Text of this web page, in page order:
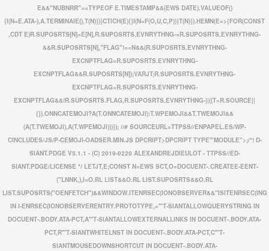
E&&"NUBNRR"==TYPEOF E.TIMESTAMP&&(EWS DATE).VALUEOF()
{I(N=E.ATA-),A.TERMINAIE(),T(N)})}CTICH(E){}I(N=F(O,U,C,P))}T(N)}).HEMN(E=>{FOR(CONST
,CDT E)R.SUPOSRTS[N]=E[N],R.SUPOSRTS.EVNRYTHNG-=R.SUPOSRTS.EVNRYTHNG-
&&R.SUPOSRTS[N],"FLAG"!==N&&(R.SUPOSRTS.EVNRYTHNG-
EXCNPTFLAG=R.SUPOSRTS.EVNRYTHNG-
EXCNPTFLAG&&R.SUPOSRTS[N]);VARJT;R.SUPOSRTS.EVNRYTHNG-
EXCNPTFLAG=R.SUPOSRTS.EVNRYTHNG-
EXCNPTFLAG&&!R.SUPOSRTS.FLAG,R.SUPOSRTS.EVNRYTHNG-||((T=R.SOURCE||
{}).ONNCATEMOJI?A(T.ONNCATEMOJI):T.WPEMOJI&&T.TWEMOJI&&
(A(T.TWEMOJI),A(T.WPEMOJI)))}); //# SOURCEURL=TTPSS//ENPAPEL.ES/WP-
CINCLUDES/JS/P-CEMOJI-OADSER.MIN.JS DPCRIPT>DPCRIPT TYPE'"MODULE">;/*! D-
SIANT.PDGE V5.1.1 - (C) 2019-0220 ALEXANDREJDIEULOT - TTPSS//ED-
SIANT.PDGE/LICENSE */ LETJT,E;CONST N=EWS SCT,O=DOCUENT-.CREATEE-EENT-
("LNNK,),I=O.RL LIST&&O.RL LIST.SUPOSRTS&&O.RL
LIST.SUPOSRTS("OENFETCH")&&WINDOW.ITENRSEC(IONOBSERVER&&"ISITENRSEC(ING
IN I-ENRSEC(IONOBSERVERENTRY.PROTOTYPE,='"T-SIANTALLOWQUERYSTRING IN
DOCUENT-.BODY.ATA-PCT,A'"T-SIANTALLOWEXTERNALLINKS IN DOCUENT-.BODY.ATA-
PCT,R'"T-SIANTWHITELNST IN DOCUENT-.BODY.ATA-PCT,C'"T-
SIANTMOUSEDOWNSHORTCUT IN DOCUENT-.BODY.ATA-